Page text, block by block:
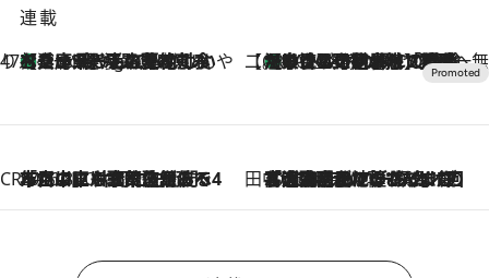
連載
47都道府県の手みやげ ひんやりスイーツで夏を満喫
1 Hour Ago
【兵庫県】この夏絶対食べたい 冷やしておいしいおやつ3選 淡路島の恵みをジェラートに集約 【CREA×星野リゾート】唯一無二。癒しと発見が待つ場所へ
2026.8.7
【トンボの足水浴】ヒノキの香りに包まれて涼感マックス！約13℃の湧水かけ流しを避暑地「星野温泉 トンボの湯」で体験
CREA'S CHOICE
2026.8.7
「立川にも歌舞伎があるんだよ」 片岡仁左衛門・市川中車ら豪華座組みで4年目の立川立飛歌舞伎へ 田中稲の勝手に再ブーム
2026.8.7
「湘南乃風に憧れて」観客大盛上がりの“タオル回し”に、ラッパー顔負けの高速歌唱まで…さだまさし（74）のアグレッシブすぎる現在地